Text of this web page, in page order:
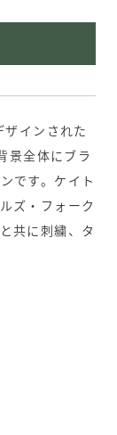
インされた
景全体にブラ
です。ケイト
ズ・フォーク
共に刺繍、タ